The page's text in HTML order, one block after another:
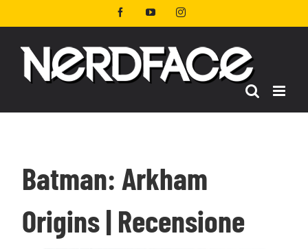
al
FacebookYouTubeInstagram
Batman: Arkham
Origins | Recensione